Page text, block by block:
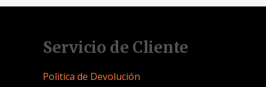
Servicio de Cliente
Politica de Devolución